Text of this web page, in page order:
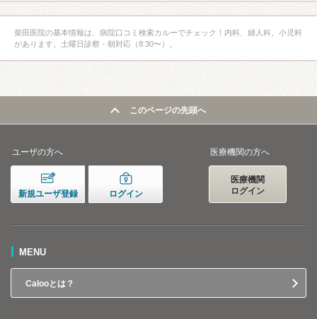
柴田医院の基本情報は、病院口コミ検索カルーでチェック！内科、婦人科、小児科
があります。土曜日診察・朝対応（8:30〜）。
このページの先頭へ
ユーザの方へ
新規ユーザ登録 ログイン
医療機関の方へ
医療機関
ログイン
MENU
Calooとは？